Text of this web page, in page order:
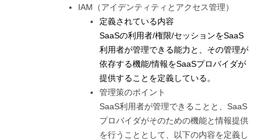
IAM（アイデンティティとアクセス管理）
定義されている内容
SaaSの利用者/権限/セッションをSaaS
利用者が管理できる能力と、その管理が
依存する機能/情報をSaaSプロバイダが
提供することを定義している。
管理策のポイント
SaaS利用者が管理できることと、SaaS
プロバイダがそのための機能と情報提供
を行うこととして、以下の内容を定義し